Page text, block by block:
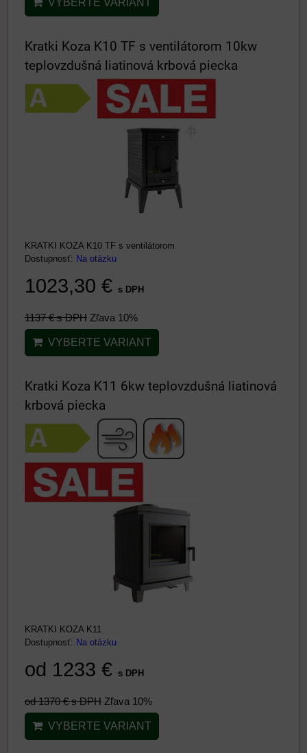
Kratki Koza K10 TF s ventilátorom 10kw
teplovzdušná liatinová krbová piecka
KRATKI KOZA K10 TF s ventilátorom
Dostupnosť: Na otázku
1023,30 € s DPH
1137 €s DPH Zľava 10%
VYBERTE VARIANT
Kratki Koza K11 6kw teplovzdušná liatinová
krbová piecka
KRATKI KOZA K11
Dostupnosť: Na otázku
od 1233 € s DPH
od 1370 €s DPH Zľava 10%
VYBERTE VARIANT